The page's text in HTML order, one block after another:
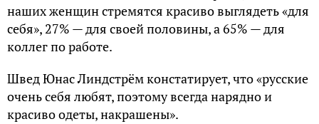
наших женщин стремятся красиво выглядеть «для
себя», 27% — для своей половины, а 65% — для
коллег по работе.
Швед Юнас Линдстрём констатирует, что «русские
очень себя любят, поэтому всегда нарядно и
красиво одеты, накрашены».